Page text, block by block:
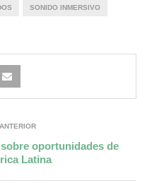
SONIDO INMERSIVO
oportunidades de
Latina